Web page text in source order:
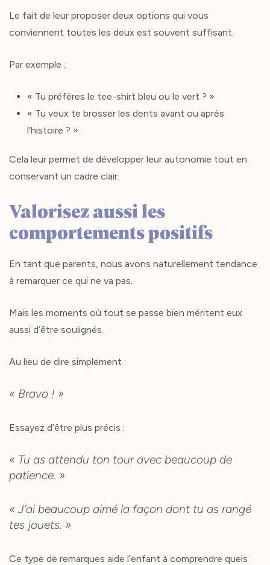
Le fait de leur proposer deux options qui vous
conviennent toutes les deux est souvent suffisant.
Par exemple :
« Tu préfères le tee-shirt bleu ou le vert ? »
« Tu veux te brosser les dents avant ou après
l’histoire ? »
Cela leur permet de développer leur autonomie tout en
conservant un cadre clair.
Valorisez aussi les
comportements positifs
En tant que parents, nous avons naturellement tendance
à remarquer ce qui ne va pas.
Mais les moments où tout se passe bien méritent eux
aussi d’être soulignés.
Au lieu de dire simplement :
« Bravo ! »
Essayez d’être plus précis :
« Tu as attendu ton tour avec beaucoup de
patience. »
« J’ai beaucoup aimé la façon dont tu as rangé
tes jouets. »
Ce type de remarques aide l’enfant à comprendre quels